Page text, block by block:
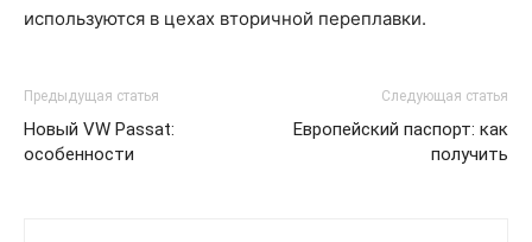
используются в цехах вторичной переплавки.
Предыдущая статья
Новый VW Passat:
особенности
Следующая статья
Европейский паспорт: как
получить